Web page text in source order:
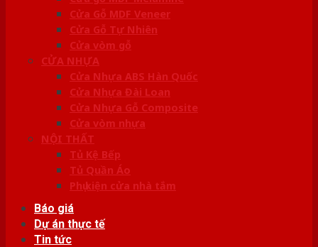
Cửa Gỗ MDF Veneer
Cửa Gỗ Tự Nhiên
Cửa vòm gỗ
CỬA NHỰA
Cửa Nhựa ABS Hàn Quốc
Cửa Nhựa Đài Loan
Cửa Nhựa Gỗ Composite
Cửa vòm nhựa
NỘI THẤT
Tủ Kệ Bếp
Tủ Quần Áo
Phụ kiện cửa nhà tắm
Báo giá
Dự án thực tế
Tin tức